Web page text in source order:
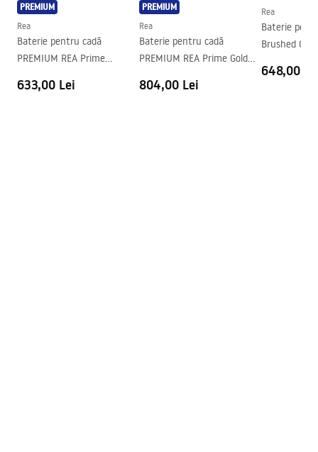
Garantie
5 ani
PREMIUM
Rea
Baterie pentru cadă
PREMIUM REA Prime
633,00 Lei
PREMIUM
Rea
Baterie pentru cadă
PREMIUM REA Prime Gold
804,00 Lei
Rea
Baterie
Brushed
648,00